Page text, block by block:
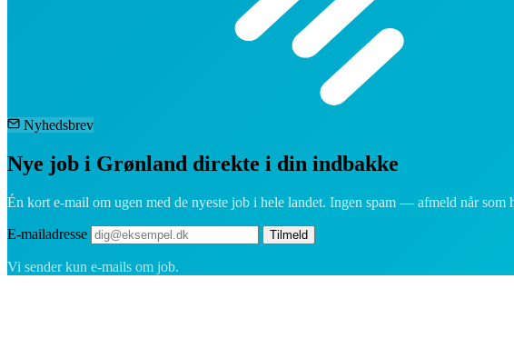
Nyhedsbrev
Nye job i Grønland direkte i din indbakke
Én kort e-mail om ugen med de nyeste job i hele landet. Ingen spam — afmeld når som
E-mailadresse Tilmeld
Vi sender kun e-mails om job.